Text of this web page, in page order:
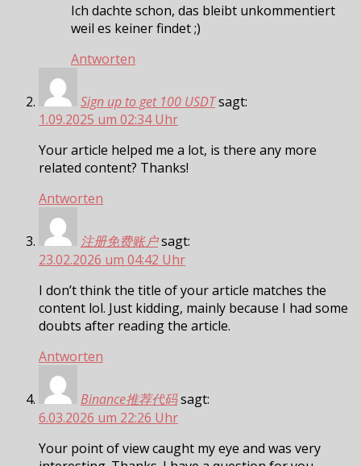
Ich dachte schon, das bleibt unkommentiert
weil es keiner findet ;)
Antworten
Sign up to get 100 USDTsagt:
1.09.2025 um 02:34 Uhr
Your article helped me a lot, is there any more
related content? Thanks!
Antworten
注册免费账户sagt:
23.02.2026 um 04:42 Uhr
I don’t think the title of your article matches the
content lol. Just kidding, mainly because I had some
doubts after reading the article.
Antworten
Binance推荐代码sagt:
6.03.2026 um 22:26 Uhr
Your point of view caught my eye and was very